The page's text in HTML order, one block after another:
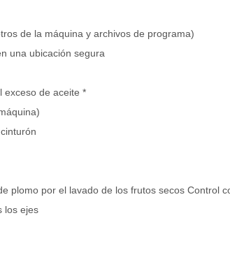
de la máquina y archivos de programa)
una ubicación segura
exceso de aceite *
plomo por el lavado de los frutos secos Control
los ejes